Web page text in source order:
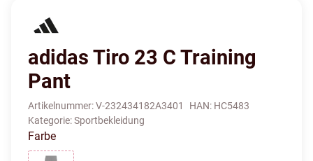
adidas Tiro 23 C Training
Pant
Artikelnummer:V-232434182A3401 HAN: HC5483
Kategorie:Sportbekleidung
Farbe